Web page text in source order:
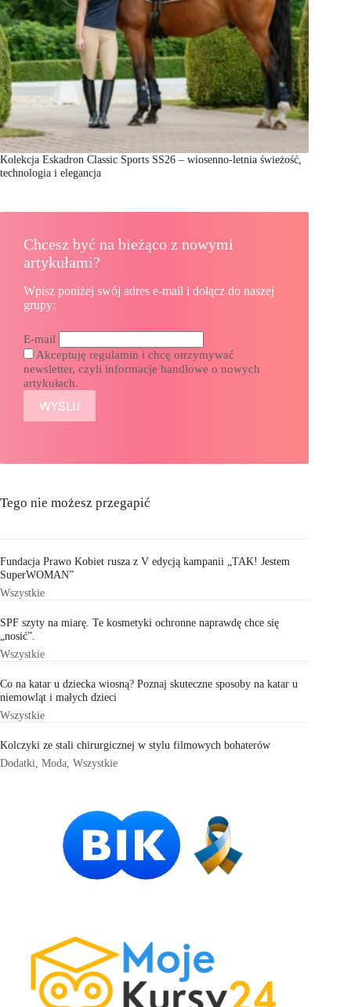
Kolekcja Eskadron Classic Sports SS26 – wiosenno-letnia świeżość,
technologia i elegancja
Chcesz być na bieżąco z nowymi
artykułami?
Wpisz poniżej swój adres e-mail i dołącz do naszej
grupy:
E-mail
Akceptuję regulamin i chcę otrzymywać
newsletter, czyli informacje handlowe o nowych
artykułach.
Tego nie możesz przegapić
Fundacja Prawo Kobiet rusza z V edycją kampanii „TAK! Jestem
SuperWOMAN”
Wszystkie
SPF szyty na miarę. Te kosmetyki ochronne naprawdę chce się
„nosić”.
Wszystkie
Co na katar u dziecka wiosną? Poznaj skuteczne sposoby na katar u
niemowląt i małych dzieci
Wszystkie
Kolczyki ze stali chirurgicznej w stylu filmowych bohaterów
Dodatki Moda Wszystkie